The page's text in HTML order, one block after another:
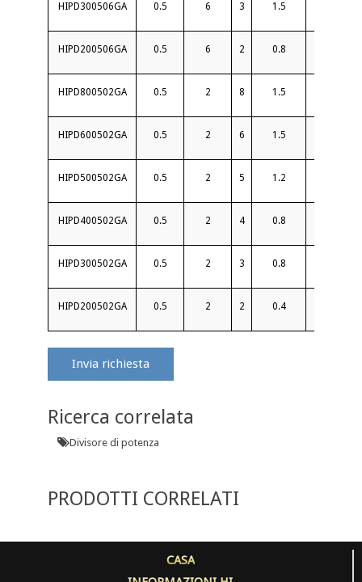
HIPD300506GA 0.5 6 3 1.5
HIPD200506GA 0.5 6 2 0.8
HIPD800502GA 0.5 2 8 1.5
HIPD600502GA 0.5 2 6 1.5
HIPD500502GA 0.5 2 5 1.2
HIPD400502GA 0.5 2 4 0.8
HIPD300502GA 0.5 2 3 0.8
HIPD200502GA 0.5 2 2 0.4
Invia richiesta
Ricerca correlata
Divisore di potenza
PRODOTTI CORRELATI
CASA